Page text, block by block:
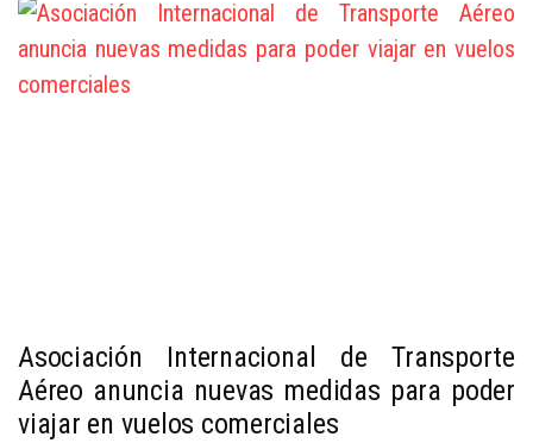
Asociación Internacional de Transporte
Aéreo anuncia nuevas medidas para poder
viajar en vuelos comerciales